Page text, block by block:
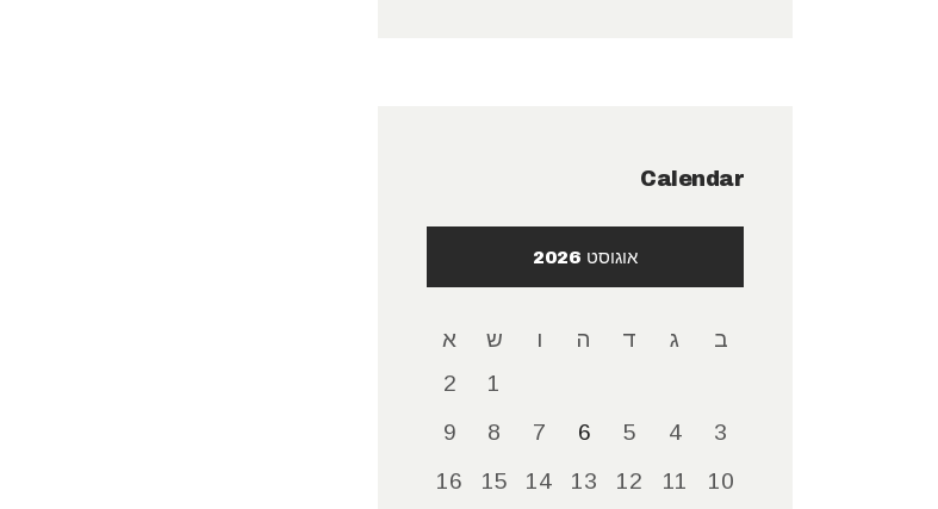
Calendar
אוגוסט 2026
ב ג ד ה ו ש
א
1
2
3
4
5
6
7
8
9
10
11
12
13
14
15
16